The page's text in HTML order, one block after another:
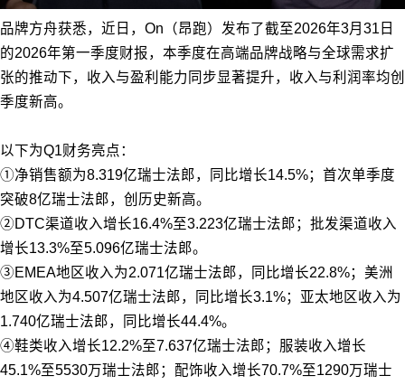
品牌方舟获悉，近日，On（昂跑）发布了截至2026年3月31日
的2026年第一季度财报，本季度在高端品牌战略与全球需求扩
张的推动下，收入与盈利能力同步显著提升，收入与利润率均创
季度新高。
以下为Q1财务亮点：
①净销售额为8.319亿瑞士法郎，同比增长14.5%；首次单季度
突破8亿瑞士法郎，创历史新高。
②DTC渠道收入增长16.4%至3.223亿瑞士法郎；批发渠道收入
增长13.3%至5.096亿瑞士法郎。
③EMEA地区收入为2.071亿瑞士法郎，同比增长22.8%；美洲
地区收入为4.507亿瑞士法郎，同比增长3.1%；亚太地区收入为
1.740亿瑞士法郎，同比增长44.4%。
④鞋类收入增长12.2%至7.637亿瑞士法郎；服装收入增长
45.1%至5530万瑞士法郎；配饰收入增长70.7%至1290万瑞士